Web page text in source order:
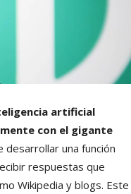
artificial
con el gigante
una función
respuestas que
Wikipedia y blogs. Este